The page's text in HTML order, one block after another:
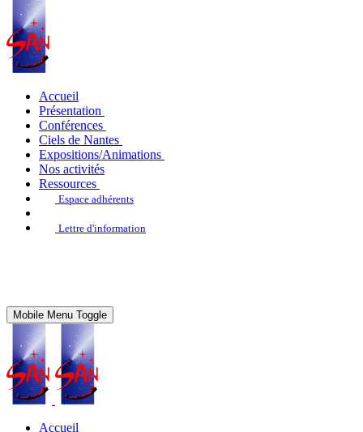
Accueil
Présentation
Conférences
Ciels de Nantes
Expositions/Animations
Nos activités
Ressources
Espace adhérents
Lettre d'information
Mobile Menu Toggle
Accueil